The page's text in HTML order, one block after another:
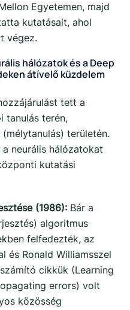
Egyetemen, majd
kutatásait, ahol
végez.
hálózatok és a Deep
átívelő küzdelem
tett a
tanulás terén,
(mélytanulás) területén.
neurális hálózatokat
kutatási
(1986): Bár a
algoritmus
felfedezték, az
és Ronald Williamsszel
cikkük (Learning
errors) volt
közösség